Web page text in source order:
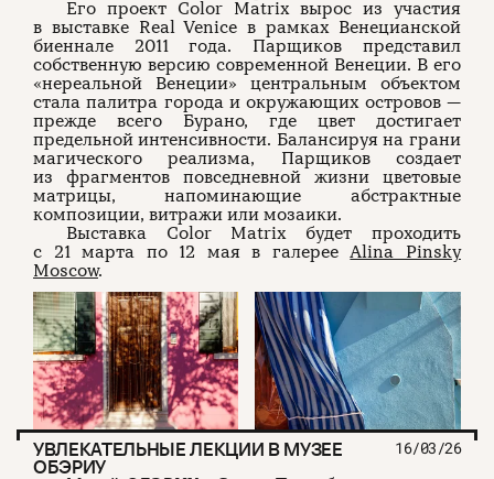
Его проект Color Matrix вырос из участия
в выставке Real Venice в рамках Венецианской
биеннале 2011 года. Парщиков представил
собственную версию современной Венеции. В его
«нереальной Венеции» центральным объектом
стала палитра города и окружающих островов —
прежде всего Бурано, где цвет достигает
предельной интенсивности. Балансируя на грани
магического реализма, Парщиков создает
из фрагментов повседневной жизни цветовые
матрицы, напоминающие абстрактные
композиции, витражи или мозаики.
Выставка Color Matrix будет проходить
с 21 марта по 12 мая в галерееAlina Pinsky
Moscow.
УВЛЕКАТЕЛЬНЫЕ ЛЕКЦИИ В МУЗЕЕ
ОБЭРИУ
16/03/26